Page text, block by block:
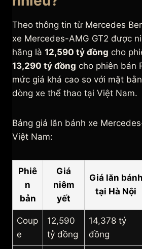
Theo thông tin từ Mercedes
xe Mercedes-AMG GT2 được
hãng là 12,590 tỷ đồng cho
13,290 tỷ đồng cho phiên bản
mức giá khá cao so với mặt
dòng xe thể thao tại Việt Nam.
Bảng giá lăn bánh xe
Việt Nam:
Phiê
n
bản
Giá
niêm
yết
Giá lăn bánh
tại Hà Nội
Coup
e
12,590
tỷ đồng
14,378 tỷ
đồng